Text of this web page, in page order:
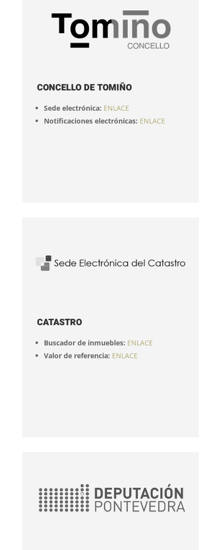
CONCELLO DE TOMIÑO
Sede electrónica: ENLACE
Notificaciones electrónicas: ENLACE
CATASTRO
Buscador de inmuebles: ENLACE
Valor de referencia: ENLACE